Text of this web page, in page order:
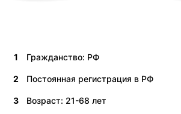
1 Гражданство: РФ
2 Постоянная регистрация в РФ
3 Возраст: 21-68 лет